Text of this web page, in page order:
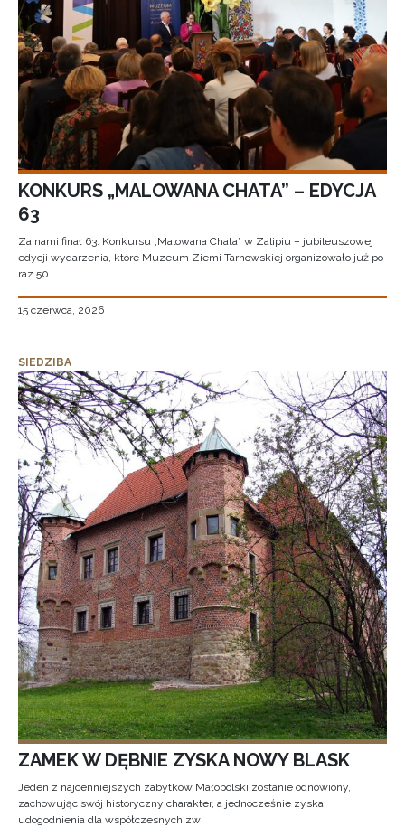
KONKURS „MALOWANA CHATA” – EDYCJA
63
Za nami finał 63. Konkursu „Malowana Chata” w Zalipiu – jubileuszowej
edycji wydarzenia, które Muzeum Ziemi Tarnowskiej organizowało już po
raz 50.
15 czerwca, 2026
SIEDZIBA
ZAMEK W DĘBNIE ZYSKA NOWY BLASK
Jeden z najcenniejszych zabytków Małopolski zostanie odnowiony,
zachowując swój historyczny charakter, a jednocześnie zyska
udogodnienia dla współczesnych zw